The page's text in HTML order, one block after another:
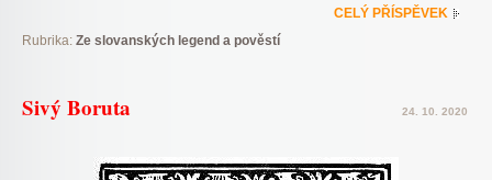
CELÝ PŘÍSPĚVEK
Rubrika: Ze slovanských legend a pověstí
Sivý Boruta 24. 10. 2020